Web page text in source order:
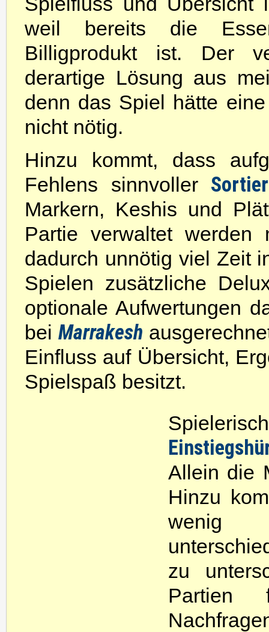
weil bereits die
Billigprodukt ist. Der
derartige Lösung aus
denn das Spiel hätte
nicht nötig.
Hinzu kommt, dass
Fehlens sinnvoller
Markern, Keshis und
Partie verwaltet werden
dadurch unnötig viel Zeit
Spielen zusätzliche
optionale Aufwertungen
beiMarrakesh
Einfluss auf Übersicht,
Spielspaß besitzt.
Allein die
Hinzu
wenig
zu
Partien